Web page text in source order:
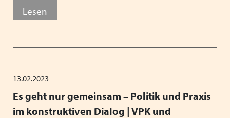
Lesen
13.02.2023
Es geht nur gemeinsam – Politik und Praxis
im konstruktiven Dialog | VPK und